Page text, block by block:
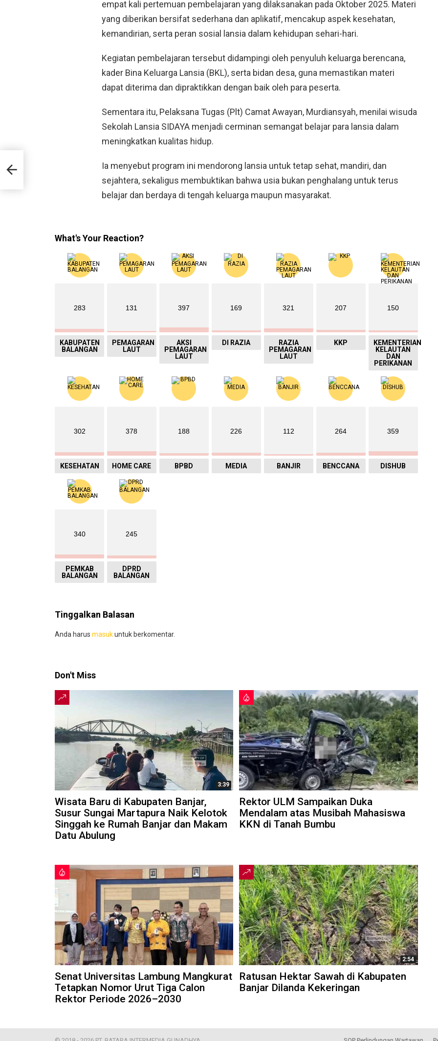
empat kali pertemuan pembelajaran yang dilaksanakan pada Oktober 2025. Materi
yang diberikan bersifat sederhana dan aplikatif, mencakup aspek kesehatan,
kemandirian, serta peran sosial lansia dalam kehidupan sehari-hari.
Kegiatan pembelajaran tersebut didampingi oleh penyuluh keluarga berencana,
kader Bina Keluarga Lansia (BKL), serta bidan desa, guna memastikan materi
dapat diterima dan dipraktikkan dengan baik oleh para peserta.
Sementara itu, Pelaksana Tugas (Plt) Camat Awayan, Murdiansyah, menilai wisuda
Sekolah Lansia SIDAYA menjadi cerminan semangat belajar para lansia dalam
meningkatkan kualitas hidup.
Ia menyebut program ini mendorong lansia untuk tetap sehat, mandiri, dan
sejahtera, sekaligus membuktikan bahwa usia bukan penghalang untuk terus
belajar dan berdaya di tengah keluarga maupun masyarakat.
What's Your Reaction?
283
KABUPATEN
BALANGAN
131
PEMAGARAN
LAUT
397
AKSI
PEMAGARAN
LAUT
169
DI RAZIA
321
RAZIA
PEMAGARAN
LAUT
207
KKP
150
KEMENTERIAN
KELAUTAN
DAN
PERIKANAN
302
KESEHATAN
378
HOME CARE
188
BPBD
226
MEDIA
112
BANJIR
264
BENCCANA
359
DISHUB
340
PEMKAB
BALANGAN
245
DPRD
BALANGAN
Tinggalkan Balasan
Anda harus masukuntuk berkomentar.
Don't Miss
3:39
Wisata Baru di Kabupaten Banjar,
Susur Sungai Martapura Naik Kelotok
Singgah ke Rumah Banjar dan Makam
Datu Abulung
Rektor ULM Sampaikan Duka
Mendalam atas Musibah Mahasiswa
KKN di Tanah Bumbu
Senat Universitas Lambung Mangkurat
Tetapkan Nomor Urut Tiga Calon
Rektor Periode 2026–2030
2:54
Ratusan Hektar Sawah di Kabupaten
Banjar Dilanda Kekeringan